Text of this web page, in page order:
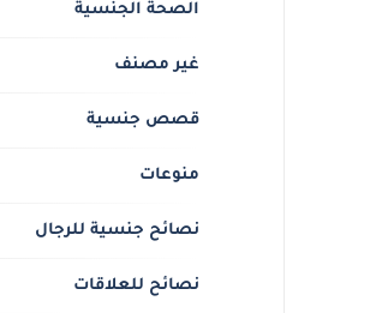
الصحة الجنسية
غير مصنف
قصص جنسية
منوعات
نصائح جنسية للرجال
نصائح للعلاقات